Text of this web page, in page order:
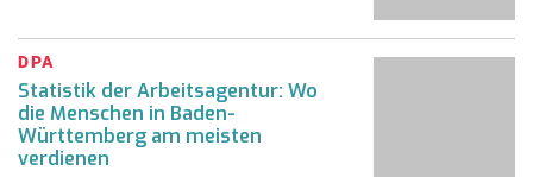
DPA
Statistik der Arbeitsagentur: Wo
die Menschen in Baden-
Württemberg am meisten
verdienen